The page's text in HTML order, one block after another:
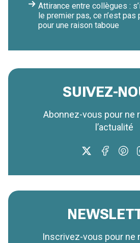
Attirance entre collègues :
le premier pas, ce n’est
pour une raison taboue
SUIVEZ-
Abonnez-vous pour ne
l’actualité
Inscrivez-vous pour ne